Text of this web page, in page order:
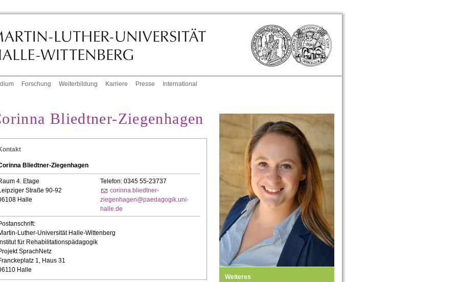
Forschung Weiterbildung Karriere Presse International
Weiteres
Bliedtner-Ziegenhagen
Bliedtner-Ziegenhagen
4. Etage
Straße 90-92
Halle
Telefon: 0345 55-23737
corinna.bliedtner-
ziegenhagen@paedagogik.uni-
halle.de
Luther-Universität Halle-Wittenberg
Institut für Rehabilitationspädagogik
SprachNetz
1, Haus 31
Halle